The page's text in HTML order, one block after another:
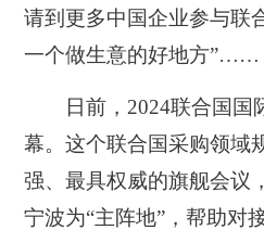
请到更多中国企业参与联
一个做生意的好地方”……
日前，2024联合国国
幕。这个联合国采购领域
强、最具权威的旗舰会议
宁波为“主阵地”，帮助对